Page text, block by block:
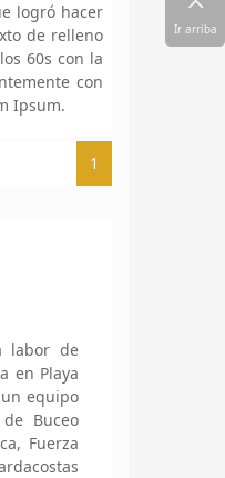
logró hacer
de relleno
60s con la
con
Ipsum.
1
labor de
en Playa
equipo
Buceo
Fuerza
Ir arriba